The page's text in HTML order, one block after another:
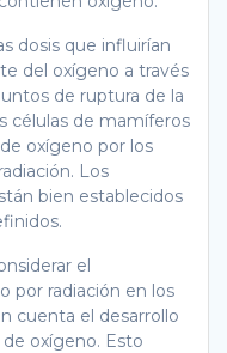
dosis que influirían
del oxígeno a través
de ruptura de la
células de mamíferos
oxígeno por los
Los
bien establecidos
el
por radiación en los
cuenta el desarrollo
oxígeno. Esto